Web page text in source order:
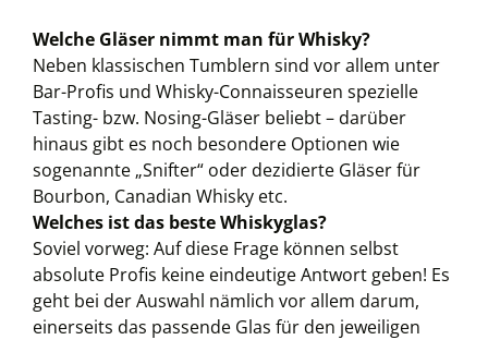
Welche Gläser nimmt man für Whisky?
Neben klassischen Tumblern sind vor allem unter
Bar-Profis und Whisky-Connaisseuren spezielle
Tasting- bzw. Nosing-Gläser beliebt – darüber
hinaus gibt es noch besondere Optionen wie
sogenannte „Snifter“ oder dezidierte Gläser für
Bourbon, Canadian Whisky etc.
Welches ist das beste Whiskyglas?
Soviel vorweg: Auf diese Frage können selbst
absolute Profis keine eindeutige Antwort geben! Es
geht bei der Auswahl nämlich vor allem darum,
einerseits das passende Glas für den jeweiligen